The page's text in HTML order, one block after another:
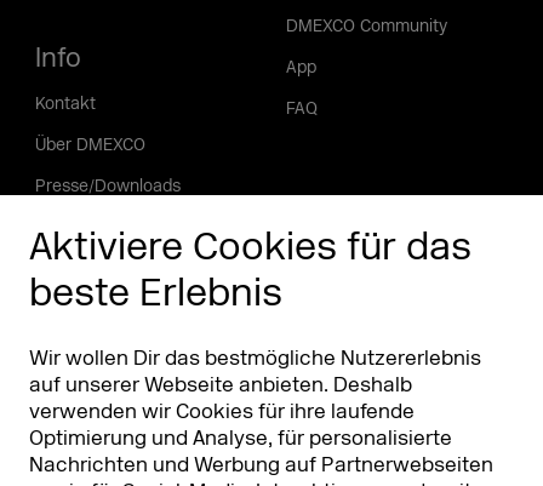
Aktiviere Cookies für das
beste Erlebnis
Wir wollen Dir das bestmögliche Nutzererlebnis
auf unserer Webseite anbieten. Deshalb
verwenden wir Cookies für ihre laufende
Optimierung und Analyse, für personalisierte
Nachrichten und Werbung auf Partnerwebseiten
Info
Kontakt
Über DMEXCO
Presse/Downloads
Phishing Alarm
DMEXCO Community
App
FAQ
Partner
Partner & Sponsoren DMEXCO Asia